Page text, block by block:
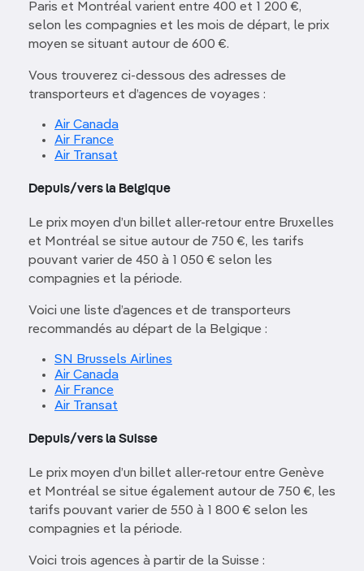
Paris et Montréal varient entre 400 et 1 200 €,
selon les compagnies et les mois de départ, le prix
moyen se situant autour de 600 €.
Vous trouverez ci-dessous des adresses de
transporteurs et d’agences de voyages :
Air Canada
Air France
Air Transat
Depuis/vers la Belgique
Le prix moyen d’un billet aller-retour entre Bruxelles
et Montréal se situe autour de 750 €, les tarifs
pouvant varier de 450 à 1 050 € selon les
compagnies et la période.
Voici une liste d’agences et de transporteurs
recommandés au départ de la Belgique :
SN Brussels Airlines
Air Canada
Air France
Air Transat
Depuis/vers la Suisse
Le prix moyen d’un billet aller-retour entre Genève
et Montréal se situe également autour de 750 €, les
tarifs pouvant varier de 550 à 1 800 € selon les
compagnies et la période.
Voici trois agences à partir de la Suisse :